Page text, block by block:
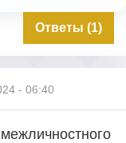
Ответы (1)
- 06:40